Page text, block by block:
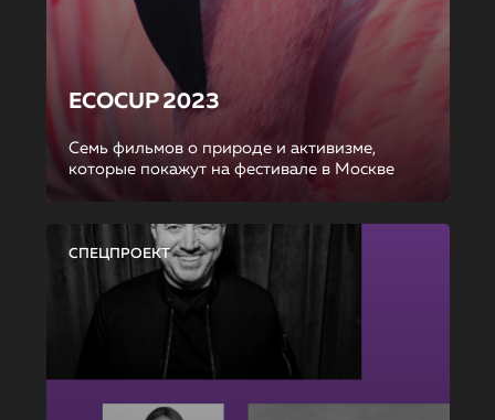
ECOCUP 2023
Семь фильмов о природе и активизме,
которые покажут на фестивале в Москве
СПЕЦПРОЕКТ